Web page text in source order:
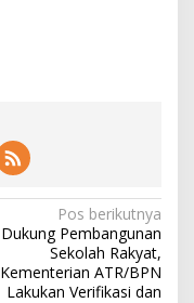
Pos berikutnya
Dukung Pembangunan
Sekolah Rakyat,
Kementerian ATR/BPN
Lakukan Verifikasi dan